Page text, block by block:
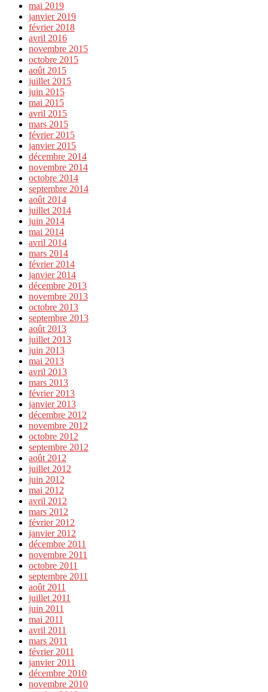
mai 2019
janvier 2019
février 2018
avril 2016
novembre 2015
octobre 2015
août 2015
juillet 2015
juin 2015
mai 2015
avril 2015
mars 2015
février 2015
janvier 2015
décembre 2014
novembre 2014
octobre 2014
septembre 2014
août 2014
juillet 2014
juin 2014
mai 2014
avril 2014
mars 2014
février 2014
janvier 2014
décembre 2013
novembre 2013
octobre 2013
septembre 2013
août 2013
juillet 2013
juin 2013
mai 2013
avril 2013
mars 2013
février 2013
janvier 2013
décembre 2012
novembre 2012
octobre 2012
septembre 2012
août 2012
juillet 2012
juin 2012
mai 2012
avril 2012
mars 2012
février 2012
janvier 2012
décembre 2011
novembre 2011
octobre 2011
septembre 2011
août 2011
juillet 2011
juin 2011
mai 2011
avril 2011
mars 2011
février 2011
janvier 2011
décembre 2010
novembre 2010